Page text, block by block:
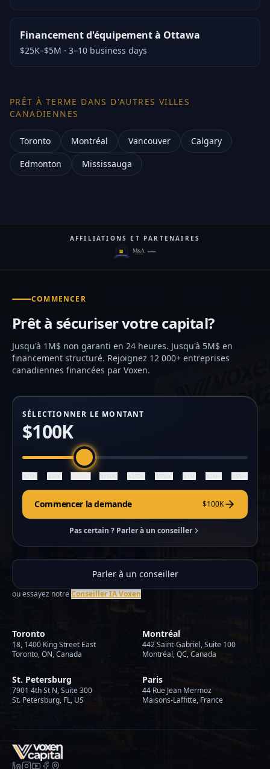
Financement d'équipement à Ottawa
$25K–$5M · 3–10 business days
PRÊT À TERME DANS D'AUTRES VILLES
CANADIENNES
Toronto Montréal Vancouver
Calgary
Edmonton
Mississauga
AFFILIATIONS ET PARTENAIRES
COMMENCER
Prêt à sécuriser votre capital?
Jusqu'à 1M$ non garanti en 24 heures. Jusqu'à 5M$ en
financement structuré. Rejoignez 12 000+ entreprises
canadiennes financées par Voxen.
SÉLECTIONNER LE MONTANT
$100K
$25K $50K $150K $250K $500K $1M $2M+ $5M+
Commencer la demande $100K
Pas certain ? Parler à un conseiller
Parler à un conseiller
ou essayez notreConseiller IA Voxen
Toronto
18, 1400 King Street East
Toronto, ON, Canada
Montréal
442 Saint-Gabriel, Suite 100
Montréal, QC, Canada
St. Petersburg
7901 4th St N, Suite 300
St. Petersburg, FL, US
Paris
44 Rue Jean Mermoz
Maisons-Laffitte, France